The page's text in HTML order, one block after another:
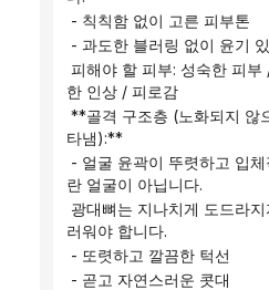
- 칙칙함 없이 고른 피부톤
- 과도한 블러링 없이 윤기
한 인상 / 피로감
타냄):**
란 얼굴이 아닙니다.
러워야 합니다.
- 또렷하고 깔끔한 턱선
- 곧고 자연스러운 콧대